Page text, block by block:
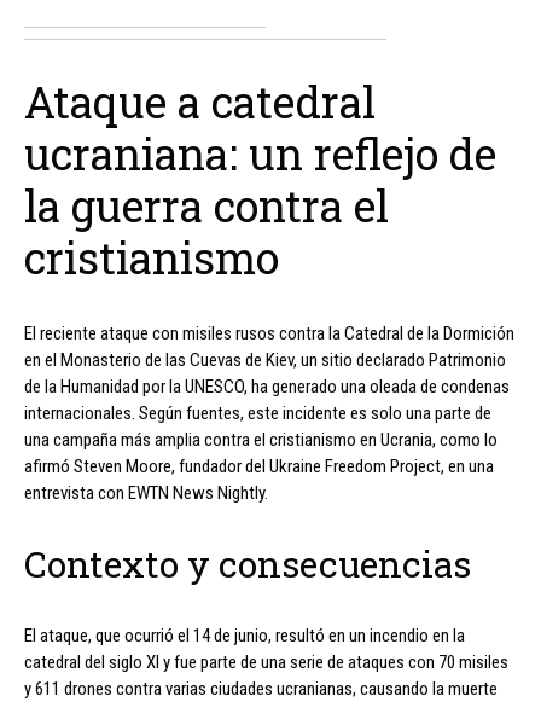
Ataque a catedral
ucraniana: un reflejo de
la guerra contra el
cristianismo
El reciente ataque con misiles rusos contra la Catedral de la Dormición
en el Monasterio de las Cuevas de Kiev, un sitio declarado Patrimonio
de la Humanidad por la UNESCO, ha generado una oleada de condenas
internacionales. Según fuentes, este incidente es solo una parte de
una campaña más amplia contra el cristianismo en Ucrania, como lo
afirmó Steven Moore, fundador del Ukraine Freedom Project, en una
entrevista con EWTN News Nightly.
Contexto y consecuencias
El ataque, que ocurrió el 14 de junio, resultó en un incendio en la
catedral del siglo XI y fue parte de una serie de ataques con 70 misiles
y 611 drones contra varias ciudades ucranianas, causando la muerte